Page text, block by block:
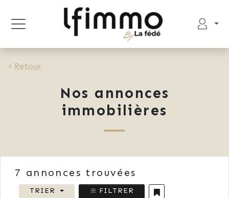
Retour
Nos annonces
immobilières
7 annonces trouvées
TRIER FILTRER